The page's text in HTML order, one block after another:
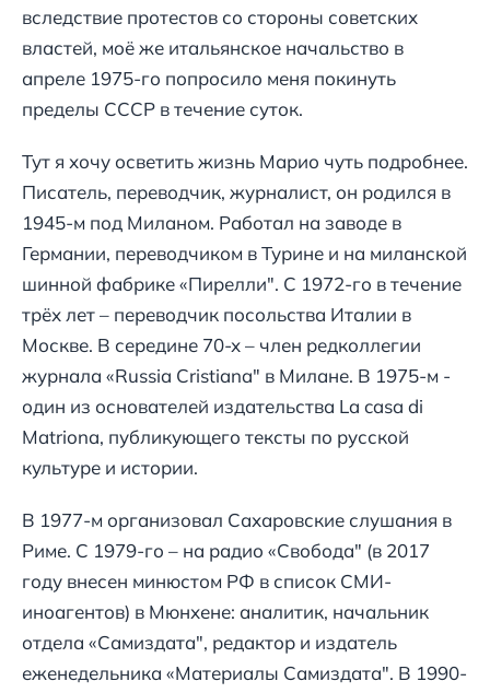
вследствие протестов со стороны советских
властей, моё же итальянское начальство в
апреле 1975-го попросило меня покинуть
пределы СССР в течение суток.
Тут я хочу осветить жизнь Марио чуть подробнее.
Писатель, переводчик, журналист, он родился в
1945-м под Миланом. Работал на заводе в
Германии, переводчиком в Турине и на миланской
шинной фабрике «Пирелли". С 1972-го в течение
трёх лет – переводчик посольства Италии в
Москве. В середине 70-х – член редколлегии
журнала «Russia Cristiana" в Милане. В 1975-м -
один из основателей издательства La casa di
Matriona, публикующего тексты по русской
культуре и истории.
В 1977-м организовал Сахаровские слушания в
Риме. С 1979-го – на радио «Свобода" (в 2017
году внесен минюстом РФ в список СМИ-
иноагентов) в Мюнхене: аналитик, начальник
отдела «Самиздата", редактор и издатель
еженедельника «Материалы Самиздата". В 1990-